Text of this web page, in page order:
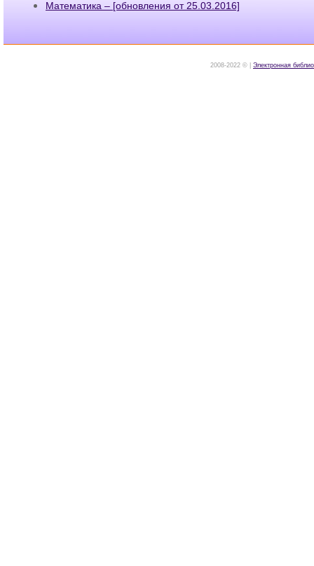
Математика – [обновления от 25.03.2016]
2008-2022 © | Электронная